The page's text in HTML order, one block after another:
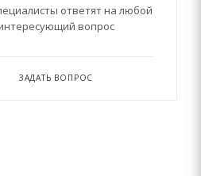
ответят на любой
вопрос
ЗАДАТЬ ВОПРОС